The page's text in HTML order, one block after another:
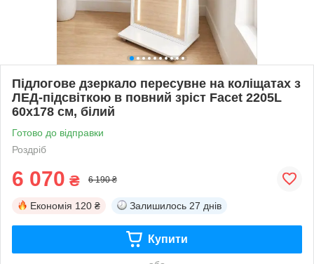
Підлогове дзеркало пересувне на коліщатах з
ЛЕД-підсвіткою в повний зріст Facet 2205L
60х178 см, білий
Готово до відправки
Роздріб
6 070 ₴ 6 190 ₴
Економія 120 ₴ Залишилось 27 днів
Купити